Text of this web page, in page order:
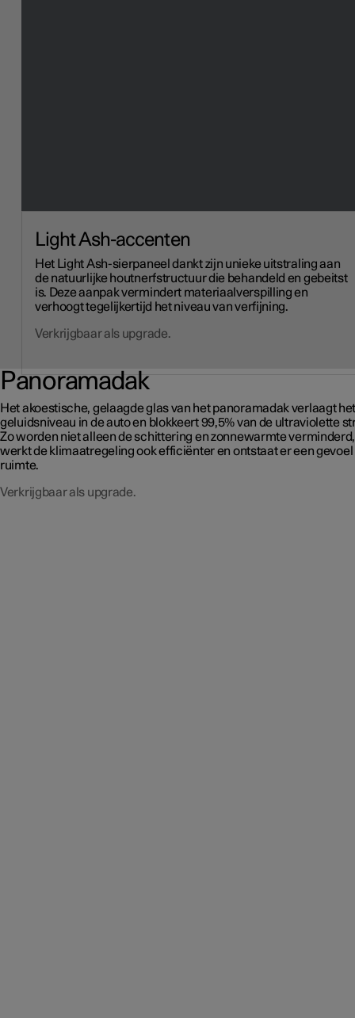
Light Ash-accenten
Het Light Ash-sierpaneel dankt zijn unieke uitstraling aan
de natuurlijke houtnerfstructuur die behandeld en gebeitst
is. Deze aanpak vermindert materiaalverspilling en
verhoogt tegelijkertijd het niveau van verfijning.
Verkrijgbaar als upgrade.
Panoramadak
Het akoestische, gelaagde glas van het panoramadak verlaagt
geluidsniveau in de auto en blokkeert 99,5% van de ultraviolette
Zo worden niet alleen de schittering en zonnewarmte
werkt de klimaatregeling ook efficiënter en ontstaat er een gevoel
ruimte.
Verkrijgbaar als upgrade.